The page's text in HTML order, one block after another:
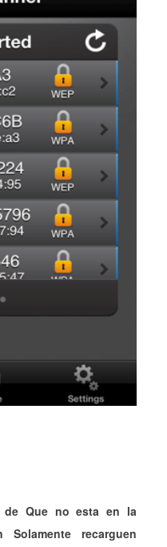
de Que no esta en la
recarguen